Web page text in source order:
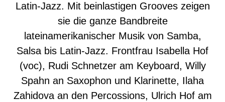
Latin-Jazz. Mit beinlastigen Grooves zeigen
sie die ganze Bandbreite
lateinamerikanischer Musik von Samba,
Salsa bis Latin-Jazz. Frontfrau Isabella Hof
(voc), Rudi Schnetzer am Keyboard, Willy
Spahn an Saxophon und Klarinette, Ilaha
Zahidova an den Percossions, Ulrich Hof am